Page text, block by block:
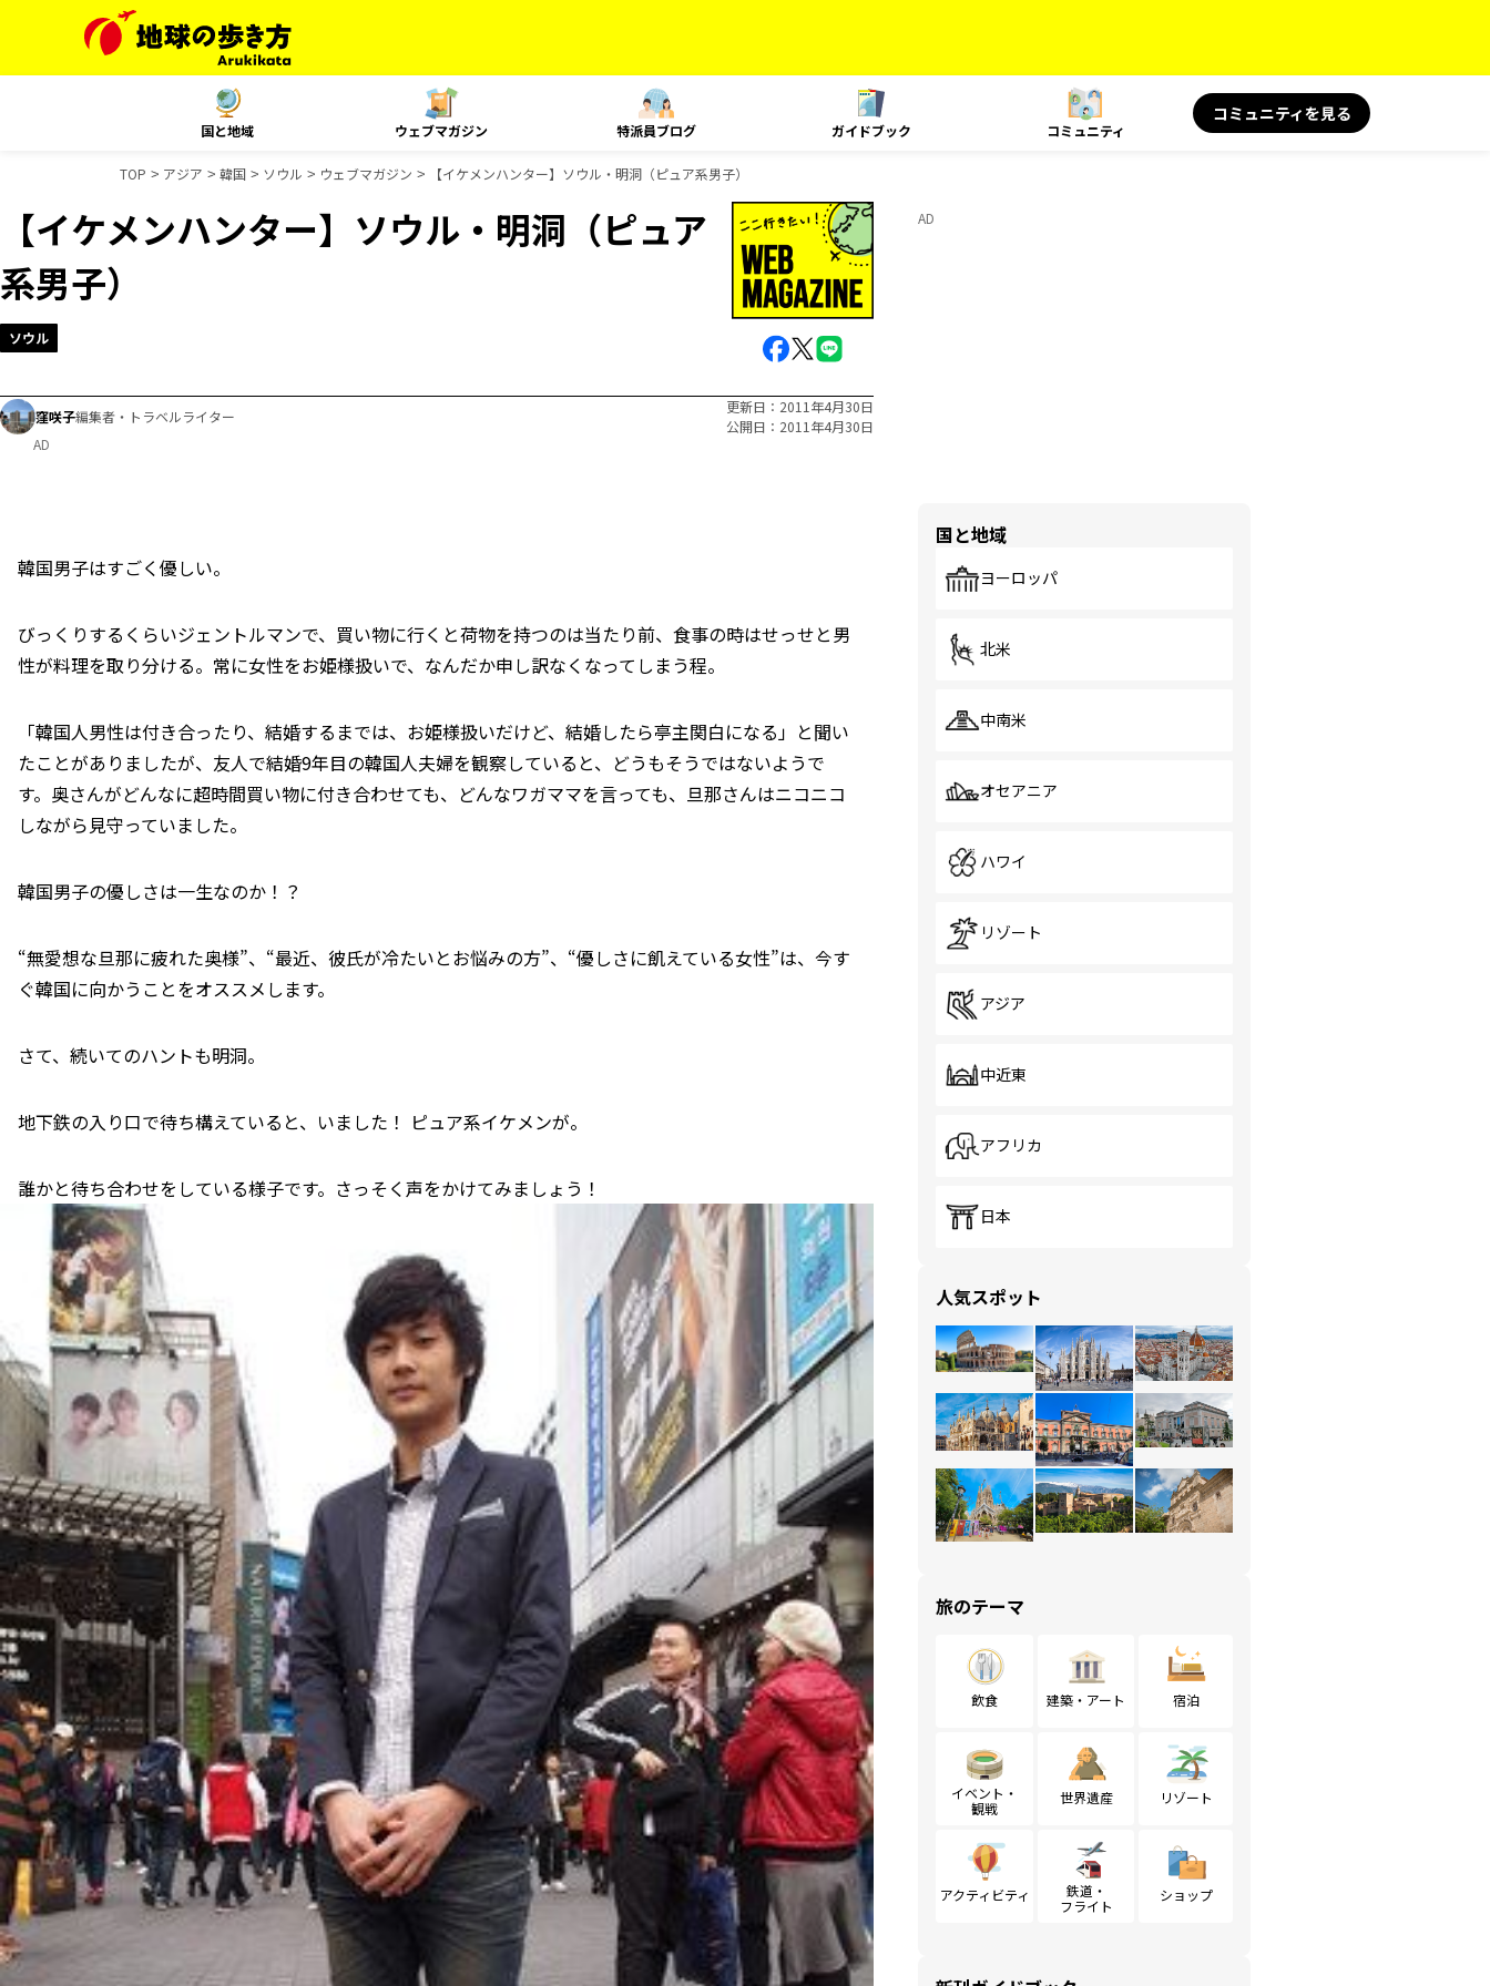
国と地域 ウェブマガジン 特派員ブログ ガイドブック コミュニティ
コミュニティを見る
TOP アジア 韓国 ソウル ウェブマガジン 【イケメンハンター】ソウル・明洞（ピュア系男子）
【イケメンハンター】ソウル・明洞（ピュア
系男子）
ソウル
窪咲子編集者・トラベルライター
更新日
2011年4月30日
公開日
2011年4月30日
AD
韓国男子はすごく優しい。
びっくりするくらいジェントルマンで、買い物に行くと荷物を持つのは当たり前、食事の時はせっせと男
性が料理を取り分ける。常に女性をお姫様扱いで、なんだか申し訳なくなってしまう程。
「韓国人男性は付き合ったり、結婚するまでは、お姫様扱いだけど、結婚したら亭主関白になる」と聞い
たことがありましたが、友人で結婚9年目の韓国人夫婦を観察していると、どうもそうではないようで
す。奥さんがどんなに超時間買い物に付き合わせても、どんなワガママを言っても、旦那さんはニコニコ
しながら見守っていました。
韓国男子の優しさは一生なのか！？
“無愛想な旦那に疲れた奥様”、“最近、彼氏が冷たいとお悩みの方”、“優しさに飢えている女性”は、今す
ぐ韓国に向かうことをオススメします。
さて、続いてのハントも明洞。
地下鉄の入り口で待ち構えていると、いました！ ピュア系イケメンが。
誰かと待ち合わせをしている様子です。さっそく声をかけてみましょう！
AD
国と地域
ヨーロッパ
北米
中南米
オセアニア
ハワイ
リゾート
アジア
中近東
アフリカ
日本
人気スポット
旅のテーマ
飲食 建築・アート 宿泊
イベント・
観戦
世界遺産 リゾート
アクティビティ
鉄道・
フライト
ショップ